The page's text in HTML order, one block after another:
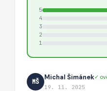
5
4
3
2
1
MŠ
Michal Šimánek✓
19. 11. 2025